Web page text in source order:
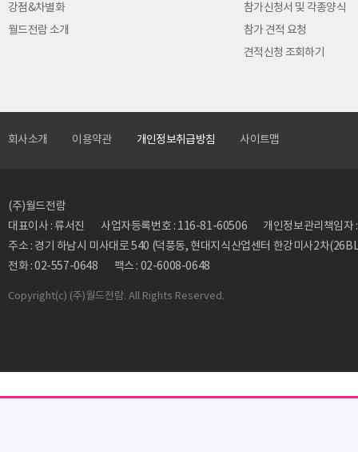
강점&차별화
월드전람 소개
참가신청서 및 각종양식
참가 견적 요청
견적신청 조회하기
회사소개 이용약관 개인정보취급방침 사이트맵
(주)월드전람
대표이사 : 류서진
사업자등록번호 : 116-81-60506
개인정보관리책임
주소 : 경기 하남시 미사대로 540 (덕풍동, 현대지식산업센터 한강미사2차
전화 : 02-557-0648
팩스 : 02-6008-0648
Copyright(c) (주)월드전람. All Rights Reserved.